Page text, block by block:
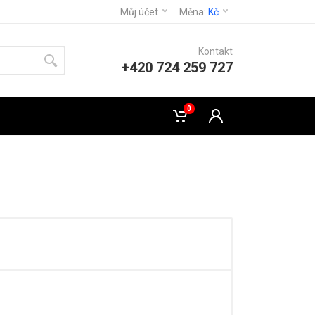
Můj účet Měna: Kč
Kontakt
+420 724 259 727
0